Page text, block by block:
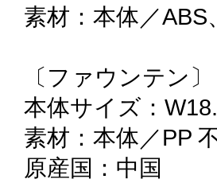
素材：本体／ABS
〔ファウンテン〕
本体サイズ：
素材：本体／PP
原産国：中国